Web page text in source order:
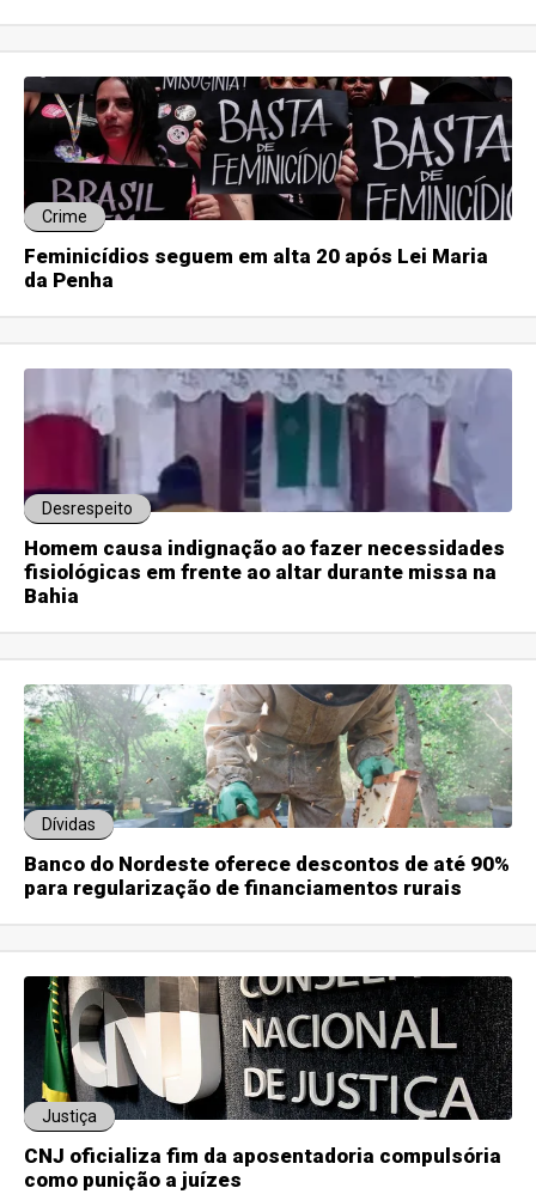
Crime
Feminicídios seguem em alta 20 após Lei Maria
da Penha
Desrespeito
Homem causa indignação ao fazer necessidades
fisiológicas em frente ao altar durante missa na
Bahia
Dívidas
Banco do Nordeste oferece descontos de até 90%
para regularização de financiamentos rurais
Justiça
CNJ oficializa fim da aposentadoria compulsória
como punição a juízes